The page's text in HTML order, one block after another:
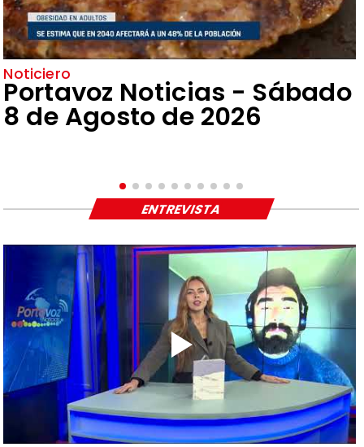
Noticiero
Portavoz Noticias - Sábado
8 de Agosto de 2026
ENTREVISTA